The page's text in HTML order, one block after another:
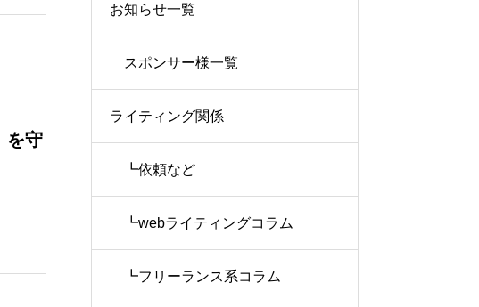
を守
お知らせ一覧
スポンサー様一覧
ライティング関係
┗依頼など
┗webライティングコラム
┗フリーランス系コラム